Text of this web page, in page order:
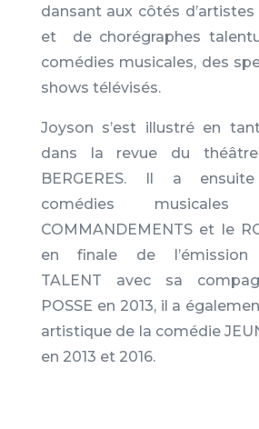
dansant aux côtés
et de chorégraphes
comédies musicales, des
shows télévisés.
Joyson s’est illustré en
dans la revue du
BERGERES. Il a
comédies
COMMANDEMENTS et le
en finale de l’émission
TALENT avec sa
POSSE en 2013, il a
artistique de la comédie
en 2013 et 2016.